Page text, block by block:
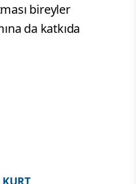
bireyler
da katkıda